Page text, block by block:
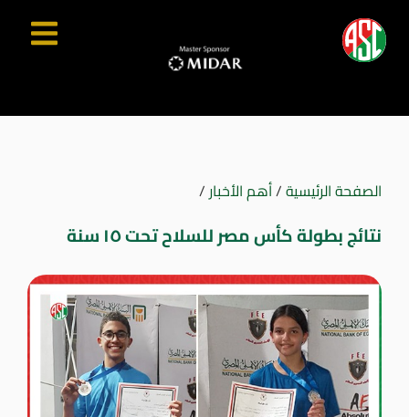
الصفحة الرئيسية/أهم الأخبار/
نتائج بطولة كأس مصر للسلاح تحت ١٥ سنة